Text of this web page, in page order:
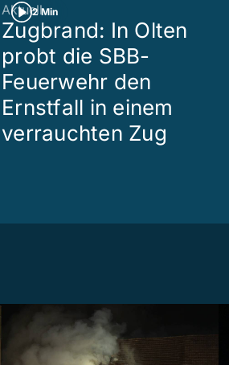
2 Min
Aktuell
Zugbrand: In Olten
probt die SBB-
Feuerwehr den
Ernstfall in einem
verrauchten Zug